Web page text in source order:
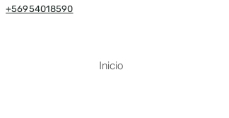
+56954018590
Inicio